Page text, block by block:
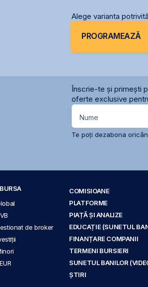
Alege varianta
PROGRAMEAZĂ
Înscrie-te și primești
oferte exclusive
Nume
Te poți dezabona
de broker
COMISIOANE
PLATFORME
PIAȚĂ ȘI ANALIZE
EDUCAȚIE (SUNETUL
FINANȚARE COMPANII
TERMENI BURSIERI
SUNETUL BANILOR
ȘTIRI